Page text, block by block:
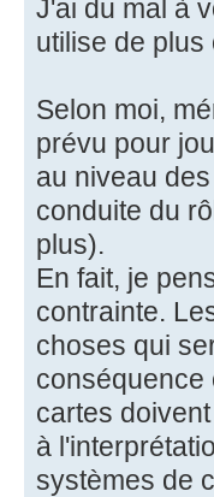
J'ai du mal à
utilise de plus
Selon moi,
prévu pour
au niveau
conduite du
plus).
En fait, je
contrainte.
choses qui
conséquence
cartes
à
systèmes de